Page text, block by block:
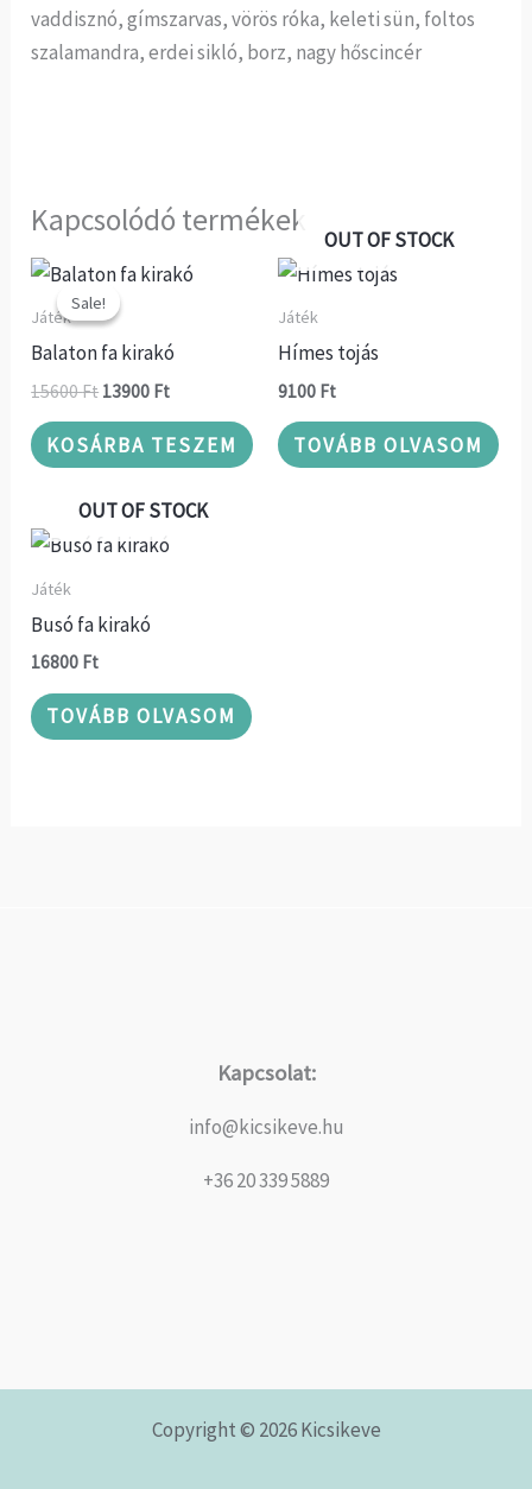
vaddisznó, gímszarvas, vörös róka, keleti sün, foltos
szalamandra, erdei sikló, borz, nagy hőscincér
Kapcsolódó termékek
Sale!
Sale!
Játék
Balaton fa kirakó
15600Ft
Original
was:
13900 Ft
Current
KOSÁRBA TESZEM
OUT OF STOCK
Játék
Hímes tojás
9100 Ft
TOVÁBB OLVASOM
OUT OF STOCK
Játék
Busó fa kirakó
16800 Ft
TOVÁBB OLVASOM
Kapcsolat:
info@kicsikeve.hu
+36 20 339 5889
Copyright © 2026 Kicsikeve